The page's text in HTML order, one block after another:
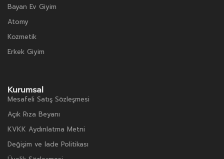
Bayan Ev Giyim
Atomy
Kozmetik
Erkek Giyim
Kurumsal
Mesafeli Satış Sözleşmesi
Açık Rıza Beyanı
KVKK Aydınlatma Metni
Değişim ve İade Politikası